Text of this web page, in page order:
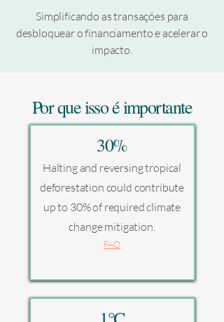
Simplificando as transações para
desbloquear o financiamento e acelerar o
impacto.
Por que isso é importante
30%
Halting and reversing tropical
deforestation could contribute
up to 30% of required climate
change mitigation.
FAO